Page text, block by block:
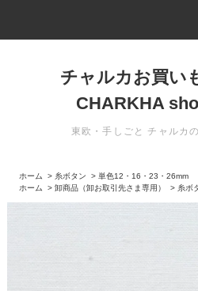
チャルカお買い
CHARKHA
東欧・手しごと チャルカ
ホーム > 糸ボタン > 単色12・16・23・26mm
ホーム
>卸商品（卸お取引先さま専用） > 糸ボ